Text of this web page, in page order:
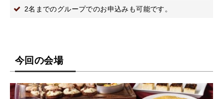
2名までのグループでのお申込みも可能です。
今回の会場